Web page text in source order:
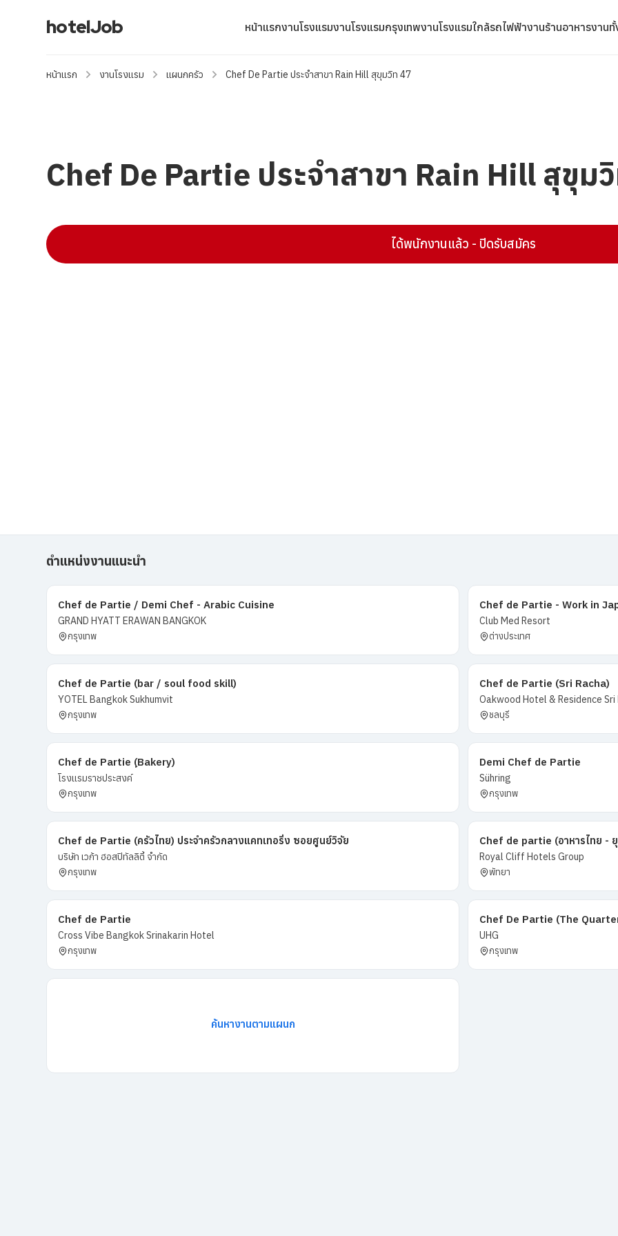
hotelJob หน้าแรกงานโรงแรมงานโรงแรมกรุงเทพงานโรงแรมใกล้รถไฟฟ้างานร้านอาหารงาน
หน้าแรก งานโรงแรม แผนกครัว Chef De Partie ประจำสาขา Rain Hill สุขุมวิท 47
Chef De Partie ประจำสาขา Rain Hill สุขุม
ได้พนักงานแล้ว - ปิดรับสมัคร
ตำแหน่งงานแนะนำ
Chef de Partie / Demi Chef - Arabic Cuisine
GRAND HYATT ERAWAN BANGKOK
กรุงเทพ
Chef de Partie - Work in
Club Med Resort
ต่างประเทศ
Chef de Partie (bar / soul food skill)
YOTEL Bangkok Sukhumvit
กรุงเทพ
Chef de Partie (Sri Racha)
Oakwood Hotel & Residence Sri
ชลบุรี
Chef de Partie (ฺBakery)
โรงแรมราชประสงค์
กรุงเทพ
Demi Chef de Partie
Sühring
กรุงเทพ
Chef de Partie (ครัวไทย) ประจำครัวกลางแคทเทอริ่ง ซอยศูนย์วิจัย
บริษัท เวก้า ฮอสปิทัลลิตี้ จำกัด
กรุงเทพ
Chef de partie (อาหารไทย -
Royal Cliff Hotels Group
พัทยา
Chef de Partie
Cross Vibe Bangkok Srinakarin Hotel
กรุงเทพ
Chef De Partie (The
UHG
กรุงเทพ
ค้นหางานตามแผนก